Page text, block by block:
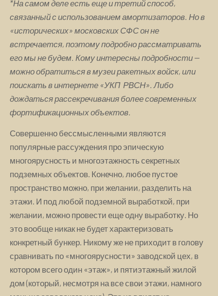
*На самом деле есть еще и третий способ,
связанный с использованием амортизаторов. Но в
«исторических» московских СФС он не
встречается, поэтому подробно рассматривать
его мы не будем. Кому интересны подробности —
можно обратиться в музеи ракетных войск, или
поискать в интернете «УКП РВСН». Либо
дождаться рассекречивания более современных
фортификационных объектов.
Совершенно бессмысленными являются
популярные рассуждения про эпическую
многоярусность и многоэтажность секретных
подземных объектов. Конечно, любое пустое
пространство можно, при желании, разделить на
этажи. И под любой подземной выработкой, при
желании, можно провести еще одну выработку. Но
это вообще никак не будет характеризовать
конкретный бункер. Никому же не приходит в голову
сравнивать по «многоярусности» заводской цех, в
котором всего один «этаж», и пятиэтажный жилой
дом (который, несмотря на все свои этажи, намного